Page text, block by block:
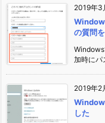
2019年3
の質問
加時にパ
2019年2
した